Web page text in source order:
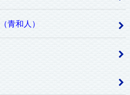
青和人）